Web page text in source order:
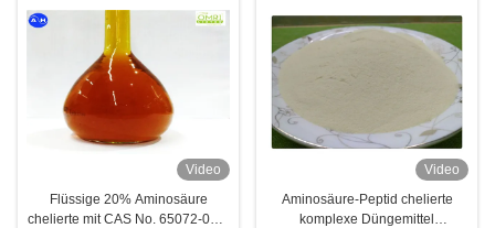
Video
Flüssige 20% Aminosäure
chelierte mit CAS No. 65072-01-7
Video
Aminosäure-Peptid chelierte
komplexe Düngemittel